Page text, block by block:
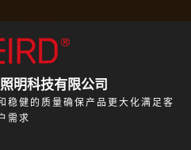
明科技有限公司
稳健的质量确保产品更大化满足客
需求